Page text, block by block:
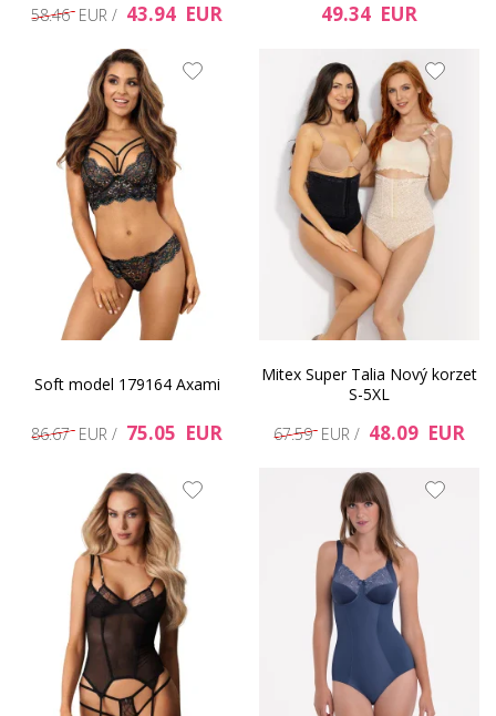
58.46 EUR / 43.94 EUR 49.34 EUR
Soft model 179164 Axami
86.67 EUR / 75.05 EUR
Mitex Super Talia Nový korzet
S-5XL
67.59 EUR / 48.09 EUR